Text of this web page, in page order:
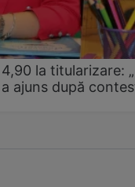
la titularizare:
ajuns după